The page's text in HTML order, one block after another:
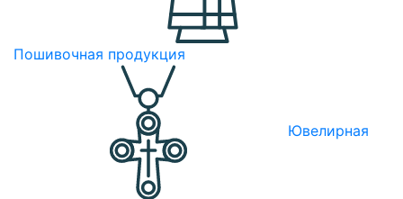
Пошивочная продукция
Ювелирная